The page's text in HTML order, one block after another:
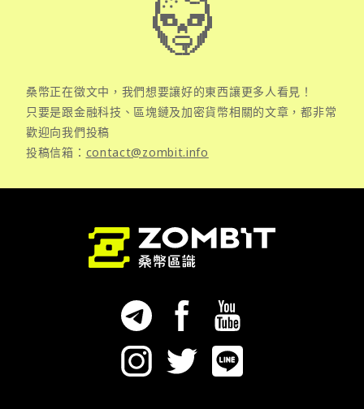
桑幣正在徵文中，我們想要讓好的東西讓更多人看見！
只要是跟金融科技、區塊鏈及加密貨幣相關的文章，都非常
歡迎向我們投稿
投稿信箱： contact@zombit.info